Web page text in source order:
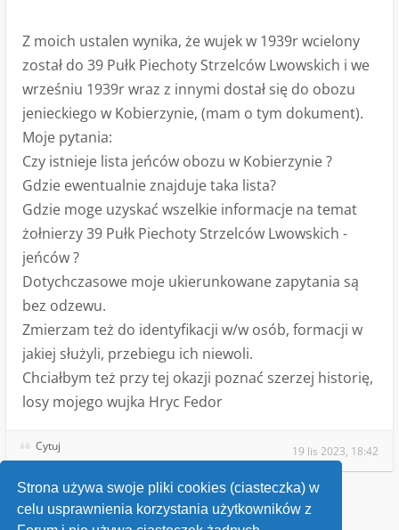
Strona używa swoje pliki cookies (ciasteczka) w
celu usprawnienia korzystania użytkowników z
Z moich ustalen wynika, że wujek w 1939r wcielony
został do 39 Pułk Piechoty Strzelców Lwowskich i we
wrześniu 1939r wraz z innymi dostał się do obozu
jenieckiego w Kobierzynie, (mam o tym dokument).
Moje pytania:
Czy istnieje lista jeńców obozu w Kobierzynie ?
Gdzie ewentualnie znajduje taka lista?
Gdzie moge uzyskać wszelkie informacje na temat
żołnierzy 39 Pułk Piechoty Strzelców Lwowskich -
jeńców ?
Dotychczasowe moje ukierunkowane zapytania są
bez odzewu.
Zmierzam też do identyfikacji w/w osób, formacji w
jakiej służyli, przebiegu ich niewoli.
Chciałbym też przy tej okazji poznać szerzej historię,
losy mojego wujka Hryc Fedor
Cytuj 19 lis 2023, 18:42
Wróć do „Losy przodków”